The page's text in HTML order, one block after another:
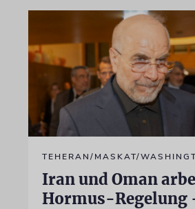
TEHERAN/MASKAT/
Iran und Oman
Hormus-Regelung